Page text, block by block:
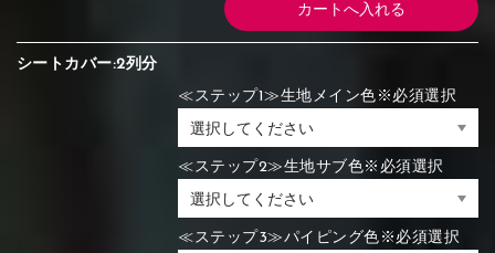
シートカバー:2列分
≪ステップ1≫生地メイン色※必須選択
≪ステップ2≫生地サブ色※必須選択
≪ステップ3≫パイピング色※必須選択